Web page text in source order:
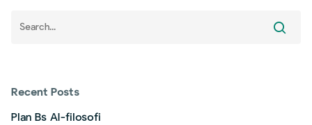
Recent Posts
Plan Bs AI-filosofi